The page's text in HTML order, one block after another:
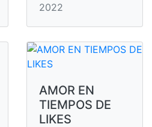
2022
AMOR EN
TIEMPOS DE
LIKES